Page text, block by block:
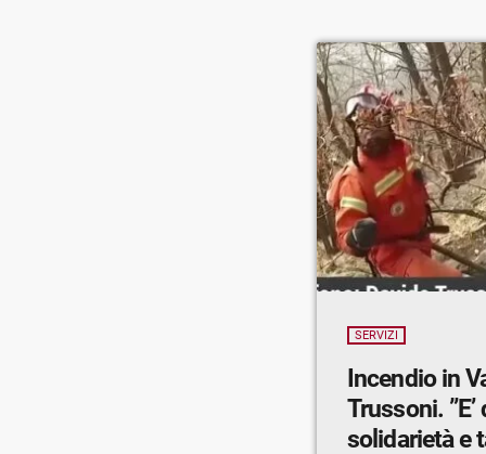
SERVIZI
Incendio in
Trussoni.
solidarietà e